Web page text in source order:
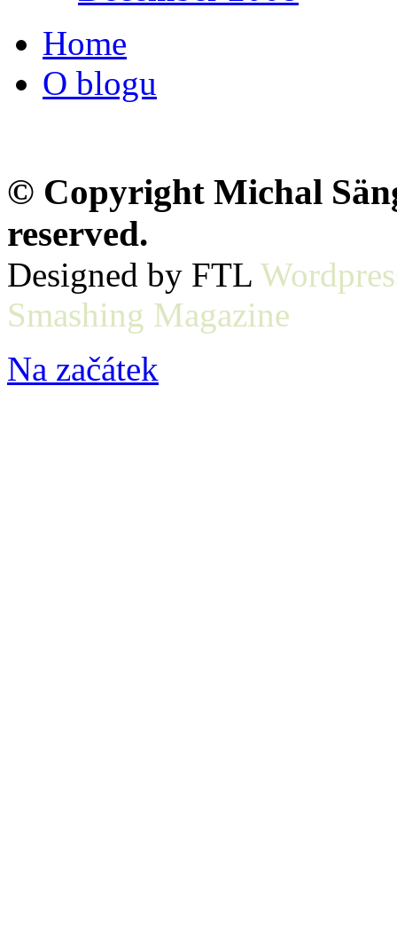
Home
O blogu
© Copyright Michal
reserved.
Designed by FTL
Smashing Magazine
Na začátek